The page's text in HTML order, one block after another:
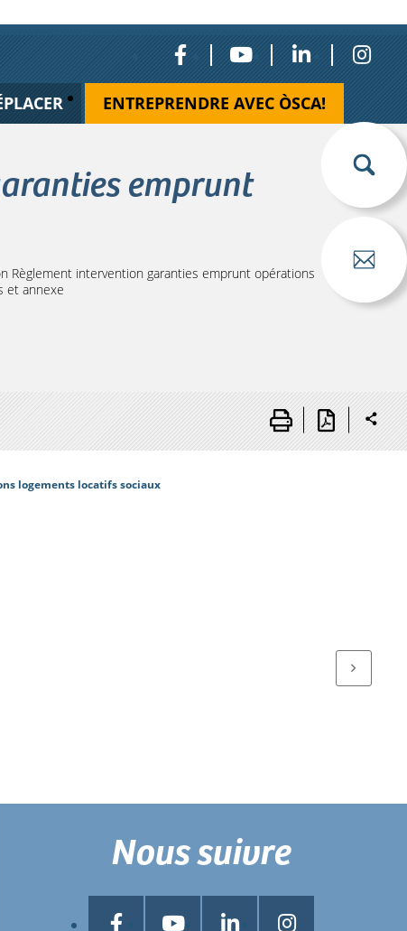
ENTREPRENDRE AVEC ÒSCA!
emprunt
Règlement intervention garanties emprunt opérations
et annexe
logements locatifs sociaux
Nous suivre